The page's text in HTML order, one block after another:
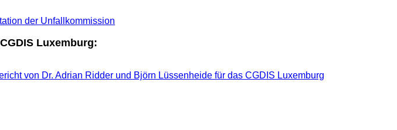
der Unfallkommission
Luxemburg:
von Dr. Adrian Ridder und Björn Lüssenheide für das CGDIS Luxemburg